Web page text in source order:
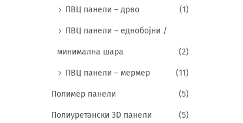
ПВЦ панели – дрво (1)
ПВЦ панели – еднобојни /
минимална шара (2)
ПВЦ панели – мермер (11)
Полимер панели (5)
Полиуретански 3D панели (5)